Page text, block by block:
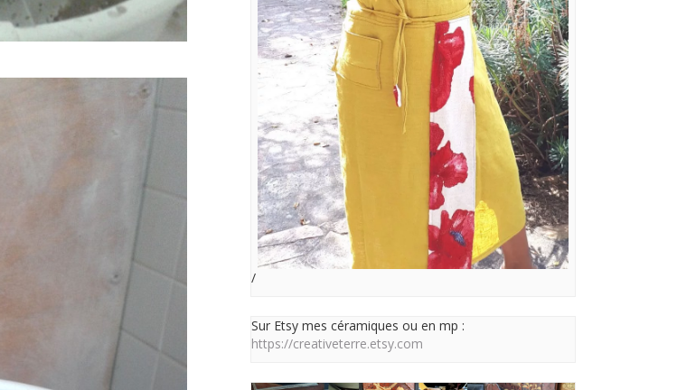
/
Sur Etsy mes céramiques ou en mp :
https://creativeterre.etsy.com